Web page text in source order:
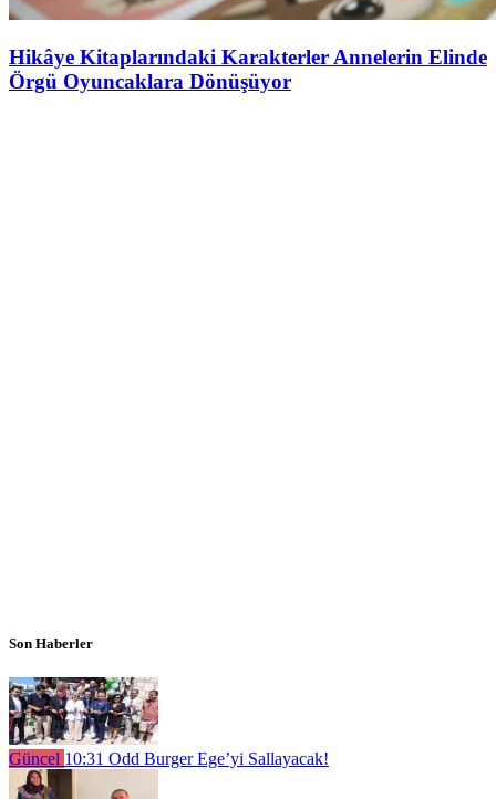
Hikâye Kitaplarındaki Karakterler Annelerin Elinde
Örgü Oyuncaklara Dönüşüyor
Son Haberler
Güncel 10:31 Odd Burger Ege’yi Sallayacak!